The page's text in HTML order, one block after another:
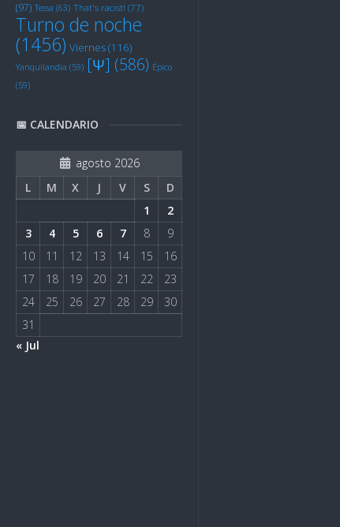
(97) Tessa (63) That's racist! (77)
Turno de noche
(1456) Viernes(116)
Yanquilandia (59) [Ψ] (586) Épico
(59)
📅 CALENDARIO
agosto 2026
L
M X J V S
D
1
2
3
4 5 6 7 8
9
10
11 12 13 14 15
16
17
18 19 20 21 22
23
24
25 26 27 28 29
30
31
« Jul